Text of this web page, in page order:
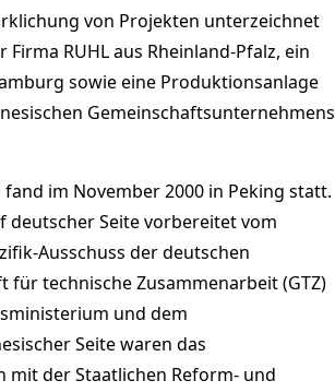
von Projekten unterzeichnet
RUHL aus Rheinland-Pfalz, ein
sowie eine Produktionsanlage
Gemeinschaftsunternehmens
im November 2000 in Peking statt.
deutscher Seite vorbereitet vom
Ausschuss der deutschen
technische Zusammenarbeit (GTZ)
und dem
Seite waren das
mit der Staatlichen Reform- und